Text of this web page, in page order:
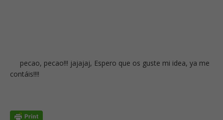
pecao, pecao!!! jajajaj, Espero que os guste mi idea, ya me
contáis!!!!